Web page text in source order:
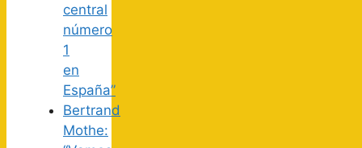
central
número
1
en
España”
Bertrand
Mothe: